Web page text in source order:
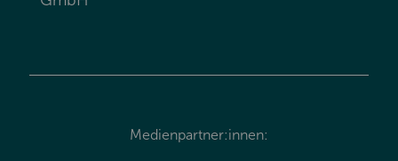
Medienpartner:innen: